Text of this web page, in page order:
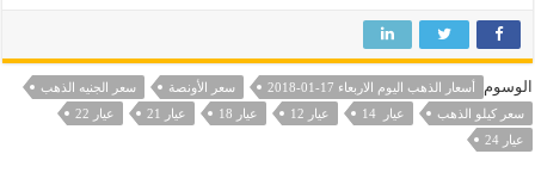
الوسوم أسعار الذهب اليوم الاربعاء 17-01-2018 سعر الأونصة
سعر الجنيه الذهب
سعر كيلو الذهب
عيار 14 عيار 12 عيار 18 عيار 21
عيار 22
عيار 24